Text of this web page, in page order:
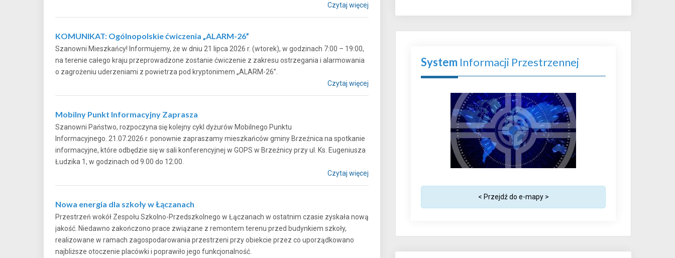
Czytaj więcej
KOMUNIKAT: Ogólnopolskie ćwiczenia „ALARM-26”
Szanowni Mieszkańcy! Informujemy, że w dniu 21 lipca 2026 r. (wtorek), w godzinach 7:00 – 19:00,
na terenie całego kraju przeprowadzone zostanie ćwiczenie z zakresu ostrzegania i alarmowania
o zagrożeniu uderzeniami z powietrza pod kryptonimem „ALARM-26”.
Czytaj więcej
Mobilny Punkt Informacyjny Zaprasza
Szanowni Państwo, rozpoczyna się kolejny cykl dyżurów Mobilnego Punktu
Informacyjnego. 21.07.2026 r. ponownie zapraszamy mieszkańców gminy Brzeźnica na spotkanie
informacyjne, które odbędzie się w sali konferencyjnej w GOPS w Brzeźnicy przy ul. Ks. Eugeniusza
Łudzika 1, w godzinach od 9.00 do 12.00.
Czytaj więcej
Nowa energia dla szkoły w Łączanach
Przestrzeń wokół Zespołu Szkolno-Przedszkolnego w Łączanach w ostatnim czasie zyskała nową
jakość. Niedawno zakończono prace związane z remontem terenu przed budynkiem szkoły,
realizowane w ramach zagospodarowania przestrzeni przy obiekcie przez co uporządkowano
najbliższe otoczenie placówki i poprawiło jego funkcjonalność.
System Informacji Przestrzennej
< Przejdź do e-mapy >